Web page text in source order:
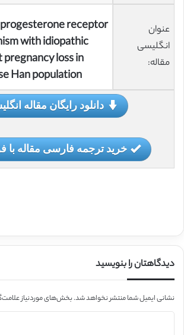
عنوان
انگلیسی
مقاله:
receptor
with idiopathic
loss in
Han population
دانلود رایگان مقاله
خرید ترجمه فارسی مقاله با
دیدگاهتان را بنویسید
نشانی ایمیل شما منتشر نخواهد شد.بخش‌های موردنیاز